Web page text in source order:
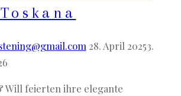
28. April 20253.
Will feierten ihre elegante